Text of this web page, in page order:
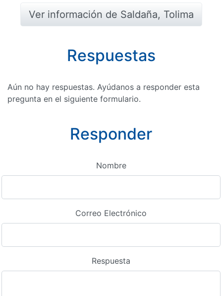
Ver información de Saldaña, Tolima
Respuestas
Aún no hay respuestas. Ayúdanos a responder esta
pregunta en el siguiente formulario.
Responder
Nombre
Correo Electrónico
Respuesta